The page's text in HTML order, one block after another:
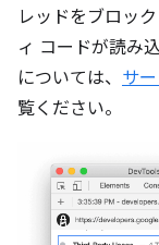
レッドをブロッ
ィ コードが読み
については、 サ
覧ください。